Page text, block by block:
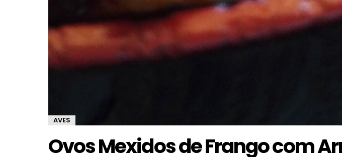
AVES
Ovos Mexidos de Frango com